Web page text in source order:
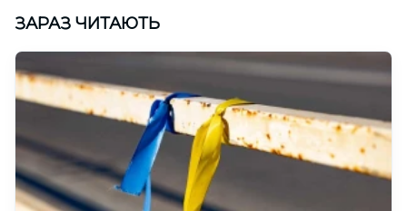
ЗАРАЗ ЧИТАЮТЬ